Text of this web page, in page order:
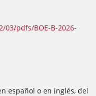
03/pdfs/BOE-B-2026-
español o en inglés, del